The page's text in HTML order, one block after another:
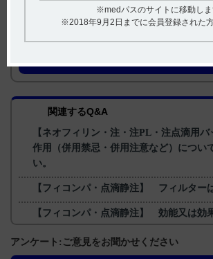
関連するQ&A
【ネオフィリン・注・注PL・注点滴用
作用（併用禁忌・併用注意など）につい
い。
【フィコンパ・点滴静注】 フィルター
【フィコンパ・点滴静注】 効能又は効
【インフリー】 半減期・Cmaxなど、
アンケート:ご意見をお聞かせください
※medパスのサイトに移動し
※2018年9月2日までに会員登録された